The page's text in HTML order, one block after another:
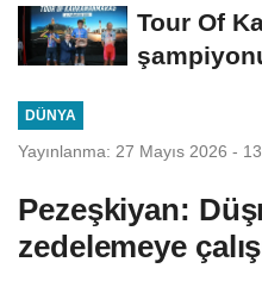
Tour Of
DÜNYA
Yayınlanma: 27 Mayıs 2026 -
Pezeşkiyan:
zedelemeye